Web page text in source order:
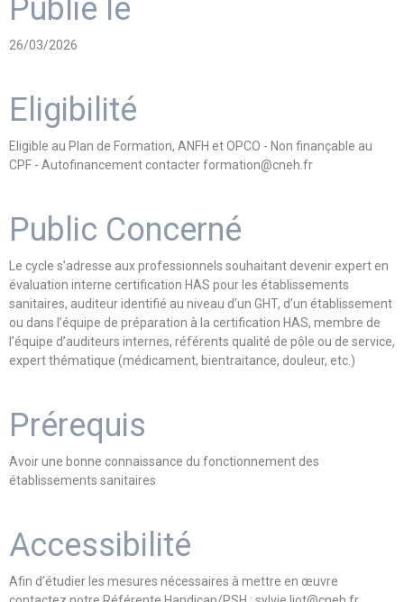
Publié le
26/03/2026
Eligibilité
Eligible au Plan de Formation, ANFH et OPCO - Non finançable au
CPF - Autofinancement contacter formation@cneh.fr
Public Concerné
Le cycle s’adresse aux professionnels souhaitant devenir expert en
évaluation interne certification HAS pour les établissements
sanitaires, auditeur identifié au niveau d’un GHT, d’un établissement
ou dans l’équipe de préparation à la certification HAS, membre de
l’équipe d’auditeurs internes, référents qualité de pôle ou de service,
expert thématique (médicament, bientraitance, douleur, etc.)
Prérequis
Avoir une bonne connaissance du fonctionnement des
établissements sanitaires
Accessibilité
Afin d’étudier les mesures nécessaires à mettre en œuvre